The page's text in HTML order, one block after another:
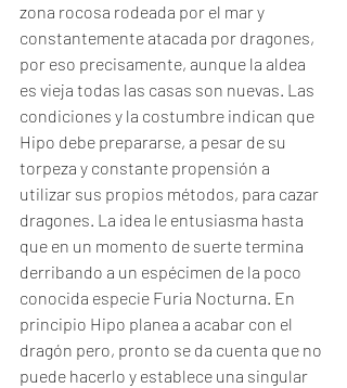
zona rocosa rodeada por el mar y
constantemente atacada por dragones,
por eso precisamente, aunque la aldea
es vieja todas las casas son nuevas. Las
condiciones y la costumbre indican que
Hipo debe prepararse, a pesar de su
torpeza y constante propensión a
utilizar sus propios métodos, para cazar
dragones. La idea le entusiasma hasta
que en un momento de suerte termina
derribando a un espécimen de la poco
conocida especie Furia Nocturna. En
principio Hipo planea a acabar con el
dragón pero, pronto se da cuenta que no
puede hacerlo y establece una singular